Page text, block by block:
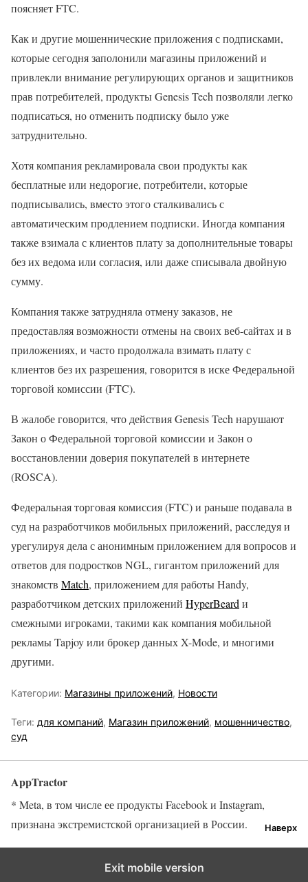
поясняет FTC.
Как и другие мошеннические приложения с подписками,
которые сегодня заполонили магазины приложений и
привлекли внимание регулирующих органов и защитников
прав потребителей, продукты Genesis Tech позволяли легко
подписаться, но отменить подписку было уже
затруднительно.
Хотя компания рекламировала свои продукты как
бесплатные или недорогие, потребители, которые
подписывались, вместо этого сталкивались с
автоматическим продлением подписки. Иногда компания
также взимала с клиентов плату за дополнительные товары
без их ведома или согласия, или даже списывала двойную
сумму.
Компания также затрудняла отмену заказов, не
предоставляя возможности отмены на своих веб-сайтах и ​​в
приложениях, и часто продолжала взимать плату с
клиентов без их разрешения, говорится в иске Федеральной
торговой комиссии (FTC).
В жалобе говорится, что действия Genesis Tech нарушают
Закон о Федеральной торговой комиссии и Закон о
восстановлении доверия покупателей в интернете
(ROSCA).
Федеральная торговая комиссия (FTC) и раньше подавала в
суд на разработчиков мобильных приложений, расследуя и
урегулируя дела с анонимным приложением для вопросов и
ответов для подростков NGL, гигантом приложений для
знакомств Match, приложением для работы Handy,
разработчиком детских приложений HyperBeard и
смежными игроками, такими как компания мобильной
рекламы Tapjoy или брокер данных X-Mode, и многими
другими.
Категории: Магазины приложений, Новости
Теги: для компаний, Магазин приложений, мошенничество,
суд
AppTractor
Наверх
* Meta, в том числе ее продукты Facebook и Instagram,
признана экстремистской организацией в России.
Exit mobile version